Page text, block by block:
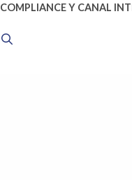
COMPLIANCE Y CANAL